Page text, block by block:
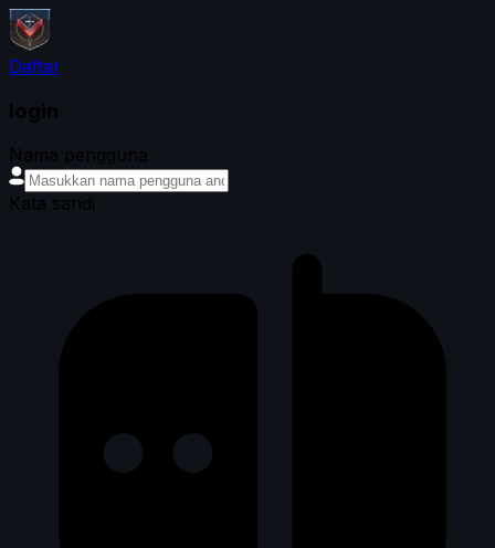
Daftar
login
Nama pengguna
Kata sandi